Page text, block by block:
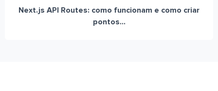
Next.js API Routes: como funcionam e como criar
pontos...